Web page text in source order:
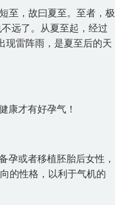
至，故曰夏至。至者，极
远了。从夏至起，经过
现雷阵雨，是夏至后的天
康才有好孕气！
孕或者移植胚胎后女性，
的性格，以利于气机的